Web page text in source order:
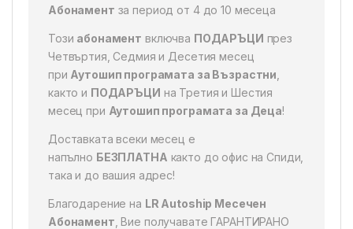
Абонамент за период от 4 до 10 месеца
Този абонамент включва ПОДАРЪЦИ през
Четвъртия, Седмия и Десетия месец
при Аутошип програмата за Възрастни
както и ПОДАРЪЦИ на Третия и Шестия
месец при Аутошип програмата за Деца!
Доставката всеки месец е
напълно БЕЗПЛАТНА както до офис на Спиди,
така и до вашия адрес!
Благодарение на LR Autoship Месечен
Абонамент , Вие получавате ГАРАНТИРАНО